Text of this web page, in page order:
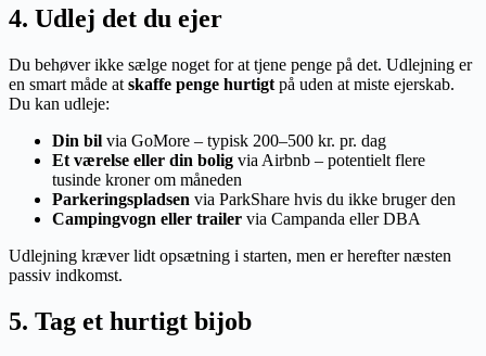
4. Udlej det du ejer
Du behøver ikke sælge noget for at tjene penge på det. Udlejning er
en smart måde at skaffe penge hurtigt på uden at miste ejerskab.
Du kan udleje:
Din bil via GoMore – typisk 200–500 kr. pr. dag
Et værelse eller din bolig via Airbnb – potentielt flere
tusinde kroner om måneden
Parkeringspladsen via ParkShare hvis du ikke bruger den
Campingvogn eller trailer via Campanda eller DBA
Udlejning kræver lidt opsætning i starten, men er herefter næsten
passiv indkomst.
5. Tag et hurtigt bijob